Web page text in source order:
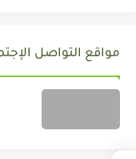
مواقع التواصل